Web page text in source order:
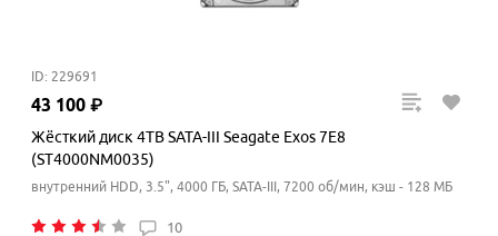
ID: 229691
43 100 ₽
Жёсткий диск 4TB SATA-III Seagate Exos 7E8
(ST4000NM0035)
внутренний HDD, 3.5", 4000 ГБ, SATA-III, 7200 об/мин, кэш - 128 МБ
10